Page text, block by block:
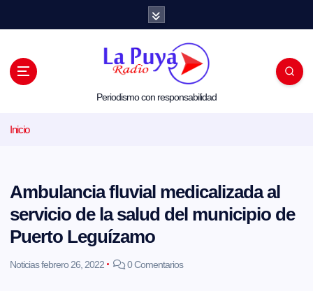
l
Periodismo con responsabilidad
Inicio
Ambulancia fluvial medicalizada al
servicio de la salud del municipio de
Puerto Leguízamo
Noticiasfebrero 26, 2022 0 Comentarios